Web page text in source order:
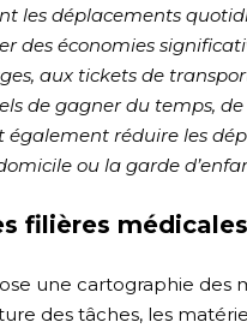
les déplacements
des économies
aux tickets de
de gagner du temps,
réduire les
ou la garde
filières médicales
une cartographie des
des tâches, les